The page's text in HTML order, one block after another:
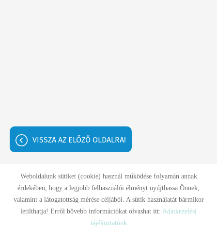
VISSZA AZ ELŐZŐ OLDALRA!
Weboldalunk sütiket (cookie) használ működése folyamán annak
érdekében, hogy a legjobb felhasználói élményt nyújthassa Önnek,
valamint a látogatottság mérése céljából. A sütik használatát bármikor
letilthatja! Erről bővebb információkat olvashat itt: Adatkezelési
tájékoztatónk